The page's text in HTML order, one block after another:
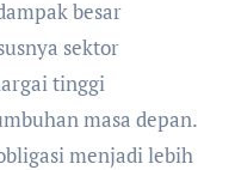
besar
sektor
tinggi
masa depan.
menjadi lebih